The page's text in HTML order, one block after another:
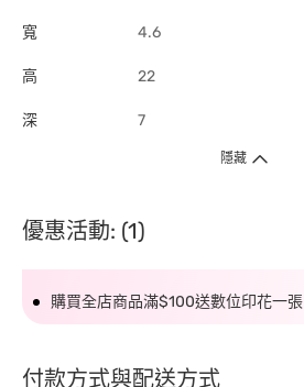
寬 4.6
高 22
深 7
隱藏
優惠活動: (1)
購買全店商品滿$100送數位印花一張
付款方式與配送方式